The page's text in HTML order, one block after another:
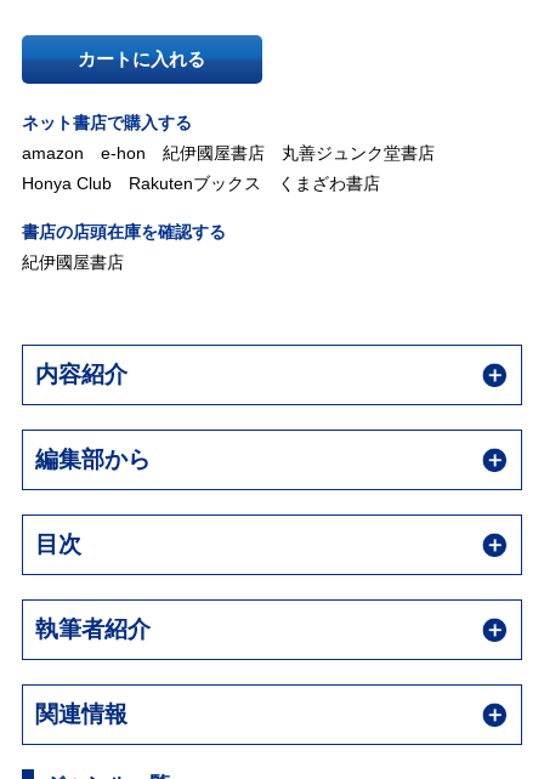
カートに入れる
ネット書店で購入する
amazon
e-hon 紀伊國屋書店
丸善ジュンク堂書店
Honya Club
Rakutenブックス くまざわ書店
書店の店頭在庫を確認する
紀伊國屋書店
内容紹介
編集部から
目次
執筆者紹介
関連情報